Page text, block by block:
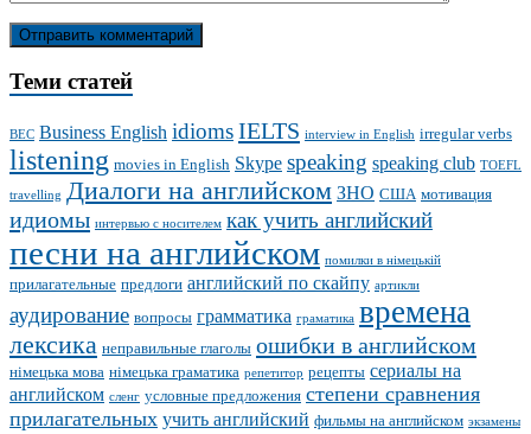
Теми статей
BEC Business English idiomsIELTS interview in English irregular verbs
listening movies in English Skype speaking speaking club TOEFL
travelling Диалоги на английском ЗНО США мотивация
идиомы интервью с носителем как учить английский
песни на английском помилки в німецькій
прилагательные предлоги английский по скайпу артикли
аудирование вопросы грамматика граматика времена
лексика неправильные глаголы ошибки в английском
німецька мова німецька граматика репетитор рецепты сериалы на
английском сленг условные предложения степени сравнения
прилагательных учить английский фильмы на английском экзамены